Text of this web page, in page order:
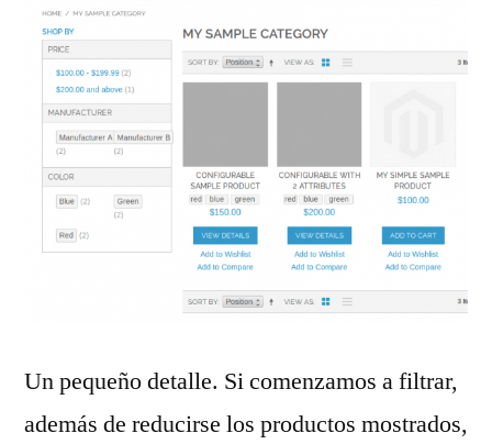
Un pequeño detalle. Si comenzamos a filtrar,
además de reducirse los productos mostrados,